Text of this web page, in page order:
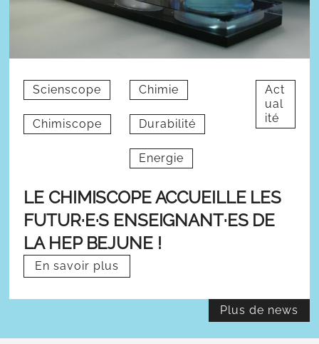
Scienscope
Chimiscope
Chimie
Durabilité
Energie
Act
ual
ité
LE CHIMISCOPE ACCUEILLE LES
FUTUR·E·S ENSEIGNANT·ES DE
LA HEP BEJUNE !
En savoir plus
Plus de news